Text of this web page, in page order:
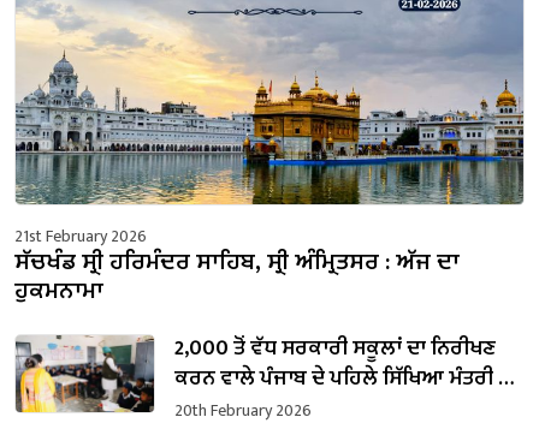
21st February 2026
ਸੱਚਖੰਡ ਸ੍ਰੀ ਹਰਿਮੰਦਰ ਸਾਹਿਬ, ਸ੍ਰੀ ਅੰਮ੍ਰਿਤਸਰ : ਅੱਜ ਦਾ
ਹੁਕਮਨਾਮਾ
2,000 ਤੋਂ ਵੱਧ ਸਰਕਾਰੀ ਸਕੂਲਾਂ ਦਾ ਨਿਰੀਖਣ
ਕਰਨ ਵਾਲੇ ਪੰਜਾਬ ਦੇ ਪਹਿਲੇ ਸਿੱਖਿਆ ਮੰਤਰੀ ਬਣੇ
ਹਰਜੋਤ ਸਿੰਘ ਬੈਂਸ
20th February 2026